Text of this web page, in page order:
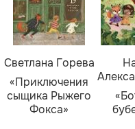
Светлана Горева
«Приключения
сыщика Рыжего
Фокса»